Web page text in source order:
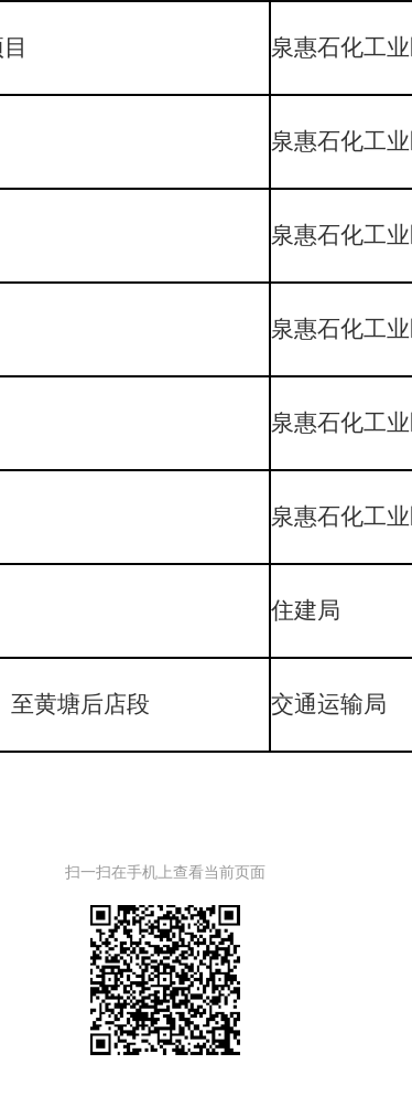
泉惠石化工
泉惠石化工
泉惠石化工
泉惠石化工
泉惠石化工
泉惠石化工
住建局
至黄塘后店段 交通运输局
扫一扫在手机上查看当前页面